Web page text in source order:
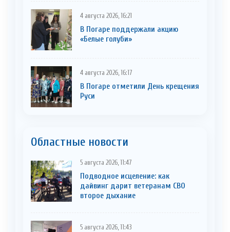
4 августа 2026, 16:21
В Погаре поддержали акцию
«Белые голуби»
4 августа 2026, 16:17
В Погаре отметили День крещения
Руси
Областные новости
5 августа 2026, 11:47
Подводное исцеление: как
дайвинг дарит ветеранам СВО
второе дыхание
5 августа 2026, 11:43